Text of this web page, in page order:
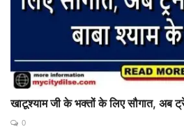
खाटूश्याम जी के भक्तों के लिए सौगात, अब
0